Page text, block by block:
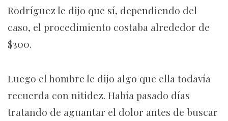
Rodríguez le dijo que sí, dependiendo del
caso, el procedimiento costaba alrededor de
$300.
Luego el hombre le dijo algo que ella todavía
recuerda con nitidez. Había pasado días
tratando de aguantar el dolor antes de buscar